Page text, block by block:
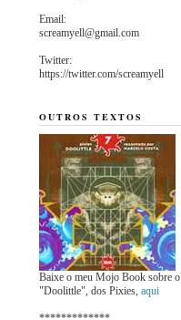
Email:
screamyell@gmail.com
Twitter:
https://twitter.com/screamyell
OUTROS TEXTOS
Baixe o meu Mojo Book sobre o
"Doolittle", dos Pixies, aqui